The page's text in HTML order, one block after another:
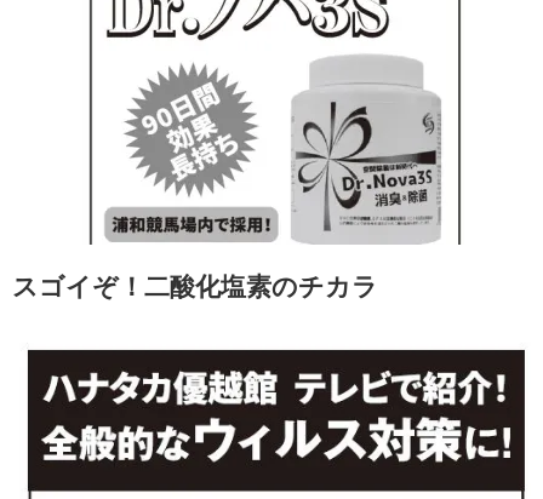
スゴイぞ！二酸化塩素のチカラ